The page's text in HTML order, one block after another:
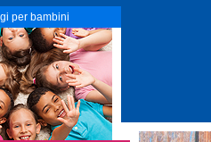
per bambini